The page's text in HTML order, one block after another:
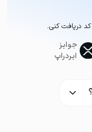
کد دریافت کنی.
جوایز
ایردراپ